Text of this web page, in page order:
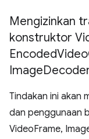
Mengizinkan
konstruktor
EncodedVideo
Image
Tindakan ini akan
dan penggunaan
VideoFrame,